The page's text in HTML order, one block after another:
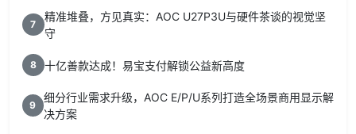
7
精准堆叠，方见真实：AOC U27P3U与硬件茶谈的视觉坚
守
8 十亿善款达成！易宝支付解锁公益新高度
9
细分行业需求升级，AOC E/P/U系列打造全场景商用显示解
决方案